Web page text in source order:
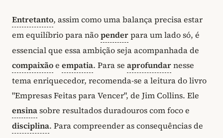
Entretanto, assim como uma balança precisa estar
em equilíbrio para nãopenderpara um lado só, é
essencial que essa ambição seja acompanhada de
compaixãoe empatia. Para se aprofundarnesse
tema enriquecedor, recomenda-se a leitura do livro
"Empresas Feitas para Vencer", de Jim Collins. Ele
ensinasobre resultados duradouros com foco e
disciplina. Para compreender as consequências de